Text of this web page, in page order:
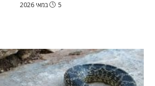
5 במאי 2026